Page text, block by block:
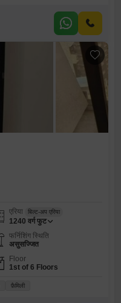
एरिया बिल्ट-अप एरिया
1240 वर्ग फुट
फर्निशिंग स्थिति
असुसज्जित
Floor
1st of 6 Floors
फ़ैमिली